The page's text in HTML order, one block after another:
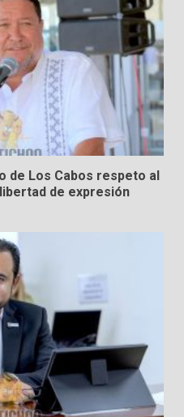
de Los Cabos respeto al
de expresión